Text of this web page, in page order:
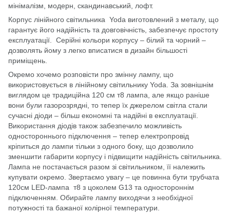
мінімалізм, модерн, скандинавський, лофт.
Корпус лінійного світильника Yoda виготовлений з металу, що
гарантує його надійність та довговічність, забезпечує простоту
експлуатації. Серійні кольори корпусу – білий та чорний –
дозволять йому з легко вписатися в дизайн більшості
приміщень.
Окремо хочемо розповісти про змінну лампу, що
використовується в лінійному світильнику Yoda. За зовнішнім
виглядом це традиційна 120 см т8 лампа, але якщо раніше
вони були газорозрядні, то тепер їх джерелом світла стали
сучасні діоди – більш економні та надійні в експлуатації.
Використання діодів також забезпечило можливість
одностороннього підключення – тепер електропровід
кріпиться до лампи тільки з одного боку, що дозволило
зменшити габарити корпусу і підвищити надійність світильника.
Лампа не постачається разом зі світильником, її належить
купувати окремо. Звертаємо увагу – це повинна бути трубчата
120см LED-лампа т8 з цоколем G13 та одностороннім
підключенням. Обирайте лампу виходячи з необхідної
потужності та бажаної колірної температури.